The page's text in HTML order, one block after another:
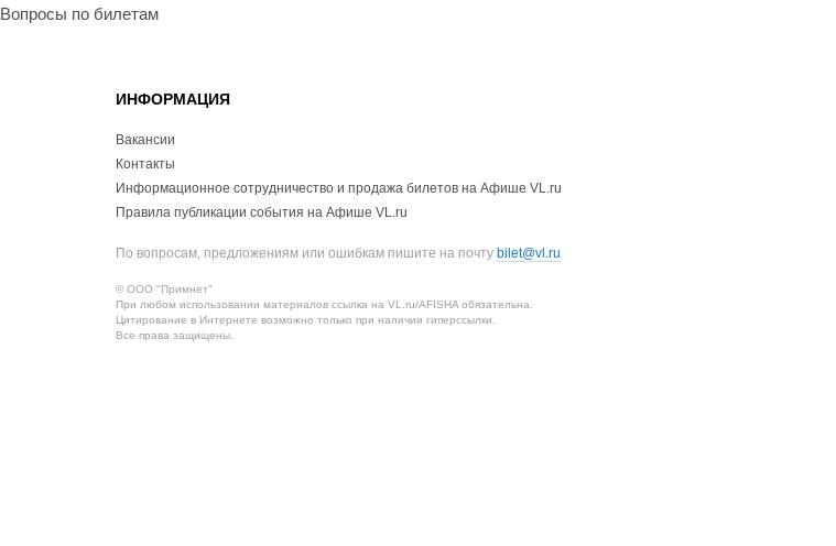
Вопросы по билетам
ИНФОРМАЦИЯ
Вакансии
Контакты
Информационное сотрудничество и продажа билетов на Афише VL.ru
Правила публикации события на Афише VL.ru
По вопросам, предложениям или ошибкам пишите на почту bilet@vl.ru
© ООО "Примнет"
При любом использовании материалов ссылка на VL.ru/AFISHA обязательна.
Цитирование в Интернете возможно только при наличии гиперссылки.
Все права защищены.